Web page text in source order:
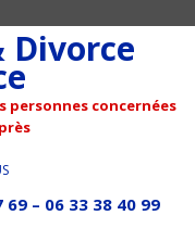
Divorce
personnes concernées
69 – 06 33 38 40 99